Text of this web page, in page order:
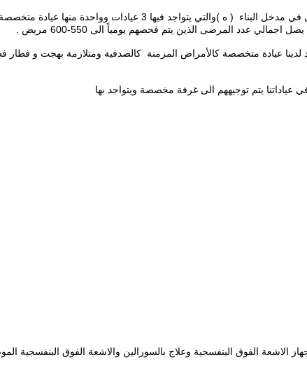
عدد المرضى الذين يتم فحصهم يومياً الى 550-600 مريض .
عيادة متخصصة كالأمراض المزمنة كالصدفية ومتلازمة بهجت و فطار
عياداتنا يتم توجيههم الى غرفة مخصصة ويتواجد بها
الاشعة الفوق البنفسجية وعلاج بالسورالين والاشعة الفوق البنفسجية